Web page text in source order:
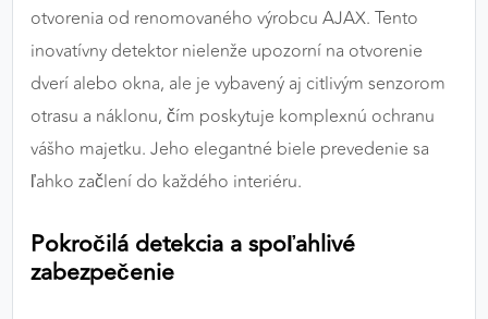
otvorenia od renomovaného výrobcu AJAX. Tento
inovatívny detektor nielenže upozorní na otvorenie
dverí alebo okna, ale je vybavený aj citlivým senzorom
otrasu a náklonu, čím poskytuje komplexnú ochranu
vášho majetku. Jeho elegantné biele prevedenie sa
ľahko začlení do každého interiéru.
Pokročilá detekcia a spoľahlivé
zabezpečenie
výkon a funkčnosť našich stránok.
Google Analytics
Poskytovateľ: Google
Marketingové cookies sa používajú na sledovanie
správania používateľov naprieč webovými
stránkami. Umožňujú nám a našim partnerom